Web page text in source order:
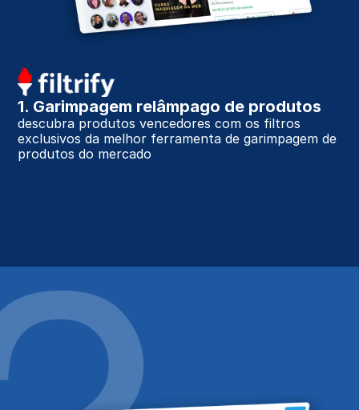
1. Garimpagem relâmpago de produtos
descubra produtos vencedores com os filtros
exclusivos da melhor ferramenta de garimpagem de
produtos do mercado